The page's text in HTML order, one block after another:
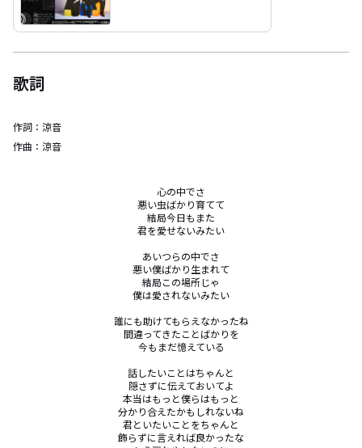
歌詞
作詞： 涼音
作曲： 涼音
心の中でさ
悪い虫ばかり育てて
結局今日もまた
君を愛せないみたい
あいつらの中でさ
悪い僕ばかり生まれて
結局この場所じゃ
僕は愛されないみたい
誰にも助けてもらえなかったね
間違ってきたことばかりを
今もまだ憶えている
話したいことはちゃんと
隠さずに伝えておいてよ
本当はもっと僕らはもっと
分かり合えたかもしれないね
君といたいことをちゃんと
飾らずに言えれば良かったな